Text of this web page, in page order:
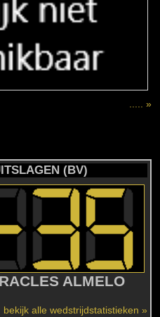
..... »
(BV)
ALMELO
bekijk alle wedstrijdstatistieken »